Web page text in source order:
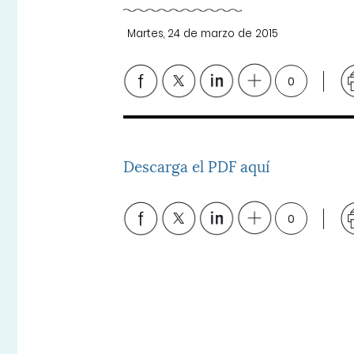
Martes, 24 de marzo de 2015
0
Descarga el PDF aquí
0